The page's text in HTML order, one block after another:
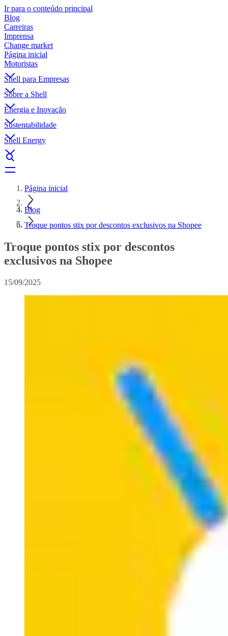
Ir para o conteúdo principal
Blog
Carreiras
Imprensa
Change market
Página inicial
Motoristas
Shell para Empresas
Sobre a Shell
Energia e Inovação
Sustentabilidade
Shell Energy
Página inicial
Blog
Troque pontos stix por descontos exclusivos na Shopee
Troque pontos stix por descontos
exclusivos na Shopee
15/09/2025